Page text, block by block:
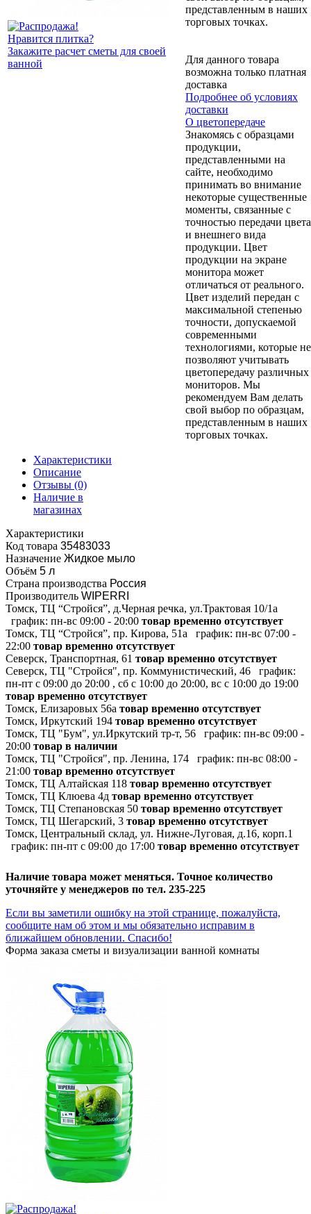
Нравится плитка?
Закажите расчет сметы для своей
ванной
представленным в наших
торговых точках.
Для данного товара
возможна только платная
доставка
Подробнее об условиях
доставки
О цветопередаче
Знакомясь с образцами
продукции,
представленными на
сайте, необходимо
принимать во внимание
некоторые существенные
моменты, связанные с
точностью передачи цвета
и внешнего вида
продукции. Цвет
продукции на экране
монитора может
отличаться от реального.
Цвет изделий передан с
максимальной степенью
точности, допускаемой
современными
технологиями, которые не
позволяют учитывать
цветопередачу различных
мониторов. Мы
рекомендуем Вам делать
свой выбор по образцам,
представленным в наших
торговых точках.
Характеристики
Описание
Отзывы (0)
Наличие в
магазинах
Характеристики
Код товара 35483033
Назначение Жидкое мыло
Объём 5 л
Страна производства Россия
Производитель WIPERRI
Томск, ТЦ “Стройся”, д.Черная речка, ул.Трактовая 10/1а
график: пн-вс 09:00 - 20:00 товар временно отсутствует
Томск, ТЦ “Стройся”, пр. Кирова, 51а
график: пн-вс 07:00 -
22:00 товар временно отсутствует
Северск, Транспортная, 61 товар временно отсутствует
Северск, ТЦ "Стройся", пр. Коммунистический, 46
график:
пн-пт с 09:00 до 20:00 , сб с 10:00 до 20:00, вс с 10:00 до 19:00
товар временно отсутствует
Томск, Елизаровых 56а товар временно отсутствует
Томск, Иркутский 194 товар временно отсутствует
Томск, ТЦ "Бум", ул.Иркутский тр-т, 56
график: пн-вс 09:00 -
20:00 товар в наличии
Томск, ТЦ "Стройся", пр. Ленина, 174
график: пн-вс 08:00 -
21:00 товар временно отсутствует
Томск, ТЦ Алтайская 118 товар временно отсутствует
Томск, ТЦ Клюева 4д товар временно отсутствует
Томск, ТЦ Степановская 50 товар временно отсутствует
Томск, ТЦ Шегарский, 3 товар временно отсутствует
Томск, Центральный склад, ул. Нижне-Луговая, д.16, корп.1
график: пн-пт с 09:00 до 17:00 товар временно отсутствует
Наличие товара может меняться. Точное количество
уточняйте у менеджеров по тел. 235-225
Если вы заметили ошибку на этой странице, пожалуйста,
сообщите нам об этом и мы обязательно исправим в
ближайшем обновлении. Спасибо!
Форма заказа сметы и визуализации ванной комнаты